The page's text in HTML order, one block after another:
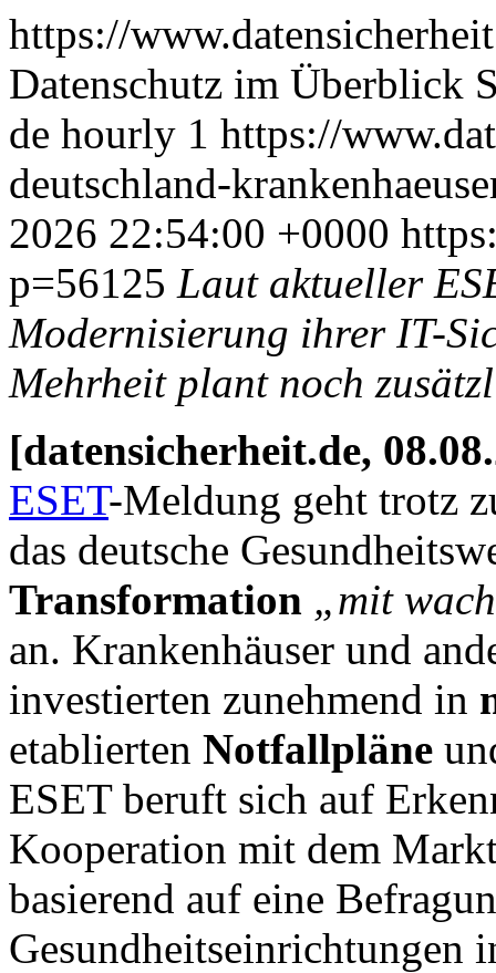
https://
Datenschutz im Überblick
de hourly 1 https://
deutschland-
2026 22:54:00 +0000
p=56125 Laut aktueller
Modernisierung ihrer IT-
Mehrheit plant noch
[datensicherheit.de,
ESET-Meldung geht trotz
das deutsche
Transformation „mit
an. Krankenhäuser und
investierten zunehmend in
etablierten Notfallpläne
ESET beruft sich auf
Kooperation mit dem
basierend auf eine
Gesundheitseinrichtungen